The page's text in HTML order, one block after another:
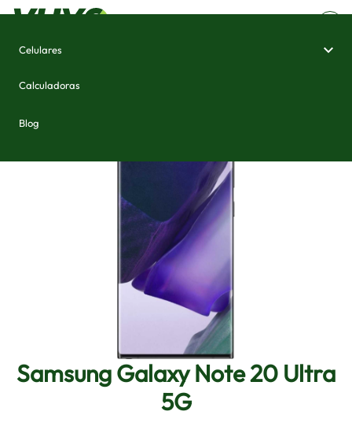
Celulares
Calculadoras
Blog
Samsung Galaxy Note 20 Ultra 5G
Samsung Galaxy Note 20 Ultra
5G